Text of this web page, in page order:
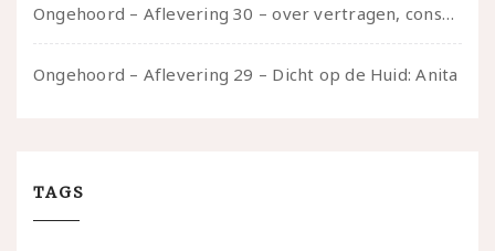
Ongehoord – Aflevering 30 – over vertragen, consent en negatieve gevoelens met Meg-John Barker
Ongehoord – Aflevering 29 – Dicht op de Huid: Anita
TAGS